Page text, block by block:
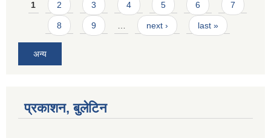
Pages
1 2 3 4 5 6 7
8 9 … next › last »
अन्य
प्रकाशन, बुलेटिन